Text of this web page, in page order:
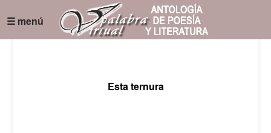
☰ menú
Esta ternura